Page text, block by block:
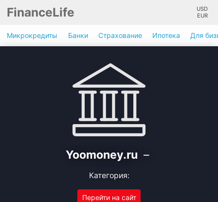
FinanceLife
USD
EUR
Микрокредиты Банки Страхование Ипотека Для
Yoomoney.ru –
Категория:
Перейти на сайт